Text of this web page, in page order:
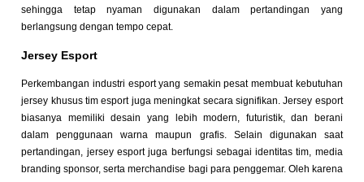
sehingga tetap nyaman digunakan dalam pertandingan yang
berlangsung dengan tempo cepat.
Jersey Esport
Perkembangan industri esport yang semakin pesat membuat kebutuhan
jersey khusus tim esport juga meningkat secara signifikan. Jersey esport
biasanya memiliki desain yang lebih modern, futuristik, dan berani
dalam penggunaan warna maupun grafis. Selain digunakan saat
pertandingan, jersey esport juga berfungsi sebagai identitas tim, media
branding sponsor, serta merchandise bagi para penggemar. Oleh karena